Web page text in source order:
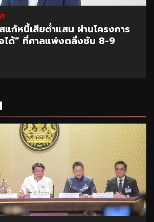
แก้หนี้เสียต่ำแสน ผ่านโครงการ
ได้” ที่ศาลแพ่งตลิ่งชัน 8-9